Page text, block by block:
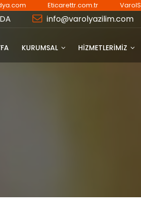
Eticarettr.com.tr
info@varolyazilim.com
KURUMSAL HİZMETLERİMİZ